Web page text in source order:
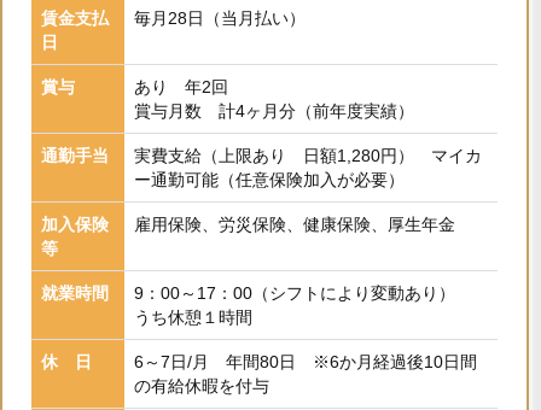
賃金支払
日
毎月28日（当月払い）
賞与
あり 年2回
賞与月数 計4ヶ月分（前年度実績）
通勤手当
実費支給（上限あり 日額1,280円） マイカ
ー通勤可能（任意保険加入が必要）
加入保険
等
雇用保険、労災保険、健康保険、厚生年金
就業時間
9：00～17：00（シフトにより変動あり）
うち休憩１時間
休 日
6～7日/月 年間80日 ※6か月経過後10日間
の有給休暇を付与